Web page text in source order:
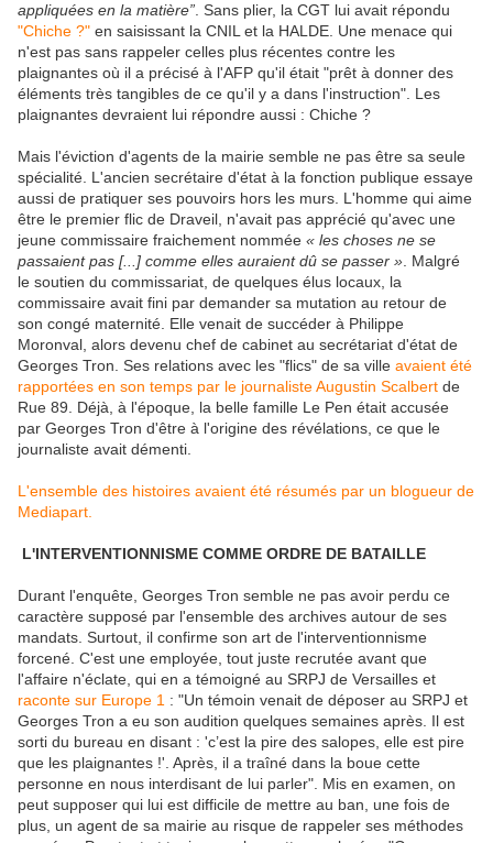
appliquées en la matière” . Sans plier, la CGT lui avait répondu
"Chiche ?" en saisissant la CNIL et la HALDE. Une menace qui
n'est pas sans rappeler celles plus récentes contre les
plaignantes où il a précisé à l'AFP qu'il était "prêt à donner des
éléments très tangibles de ce qu'il y a dans l'instruction". Les
plaignantes devraient lui répondre aussi : Chiche ?
Mais l'éviction d'agents de la mairie semble ne pas être sa seule
spécialité. L'ancien secrétaire d'état à la fonction publique essaye
aussi de pratiquer ses pouvoirs hors les murs. L'homme qui aime
être le premier flic de Draveil, n'avait pas apprécié qu'avec une
jeune commissaire fraichement nommée « les choses ne se
passaient pas [...] comme elles auraient dû se passer » . Malgré
le soutien du commissariat, de quelques élus locaux, la
commissaire avait fini par demander sa mutation au retour de
son congé maternité. Elle venait de succéder à Philippe
Moronval, alors devenu chef de cabinet au secrétariat d'état de
Georges Tron. Ses relations avec les "flics" de sa ville avaient été
rapportées en son temps par le journaliste Augustin Scalbert de
Rue 89. Déjà, à l'époque, la belle famille Le Pen était accusée
par Georges Tron d'être à l'origine des révélations, ce que le
journaliste avait démenti.
L'ensemble des histoires avaient été résumés par un blogueur de
Mediapart.
L'INTERVENTIONNISME COMME ORDRE DE BATAILLE
Durant l'enquête, Georges Tron semble ne pas avoir perdu ce
caractère supposé par l'ensemble des archives autour de ses
mandats. Surtout, il confirme son art de l'interventionnisme
forcené. C'est une employée, tout juste recrutée avant que
l'affaire n'éclate, qui en a témoigné au SRPJ de Versailles et
raconte sur Europe 1 : "Un témoin venait de déposer au SRPJ et
Georges Tron a eu son audition quelques semaines après. Il est
sorti du bureau en disant : 'c’est la pire des salopes, elle est pire
que les plaignantes !'. Après, il a traîné dans la boue cette
personne en nous interdisant de lui parler". Mis en examen, on
peut supposer qui lui est difficile de mettre au ban, une fois de
plus, un agent de sa mairie au risque de rappeler ses méthodes